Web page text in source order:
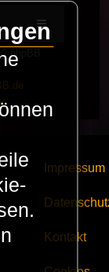
phpBB
Impressum
Kontakt